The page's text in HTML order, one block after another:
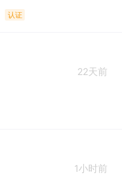
认证
22天前
1小时前